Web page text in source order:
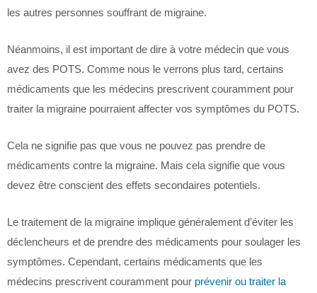
les autres personnes souffrant de migraine.
Néanmoins, il est important de dire à votre médecin que vous
avez des POTS. Comme nous le verrons plus tard, certains
médicaments que les médecins prescrivent couramment pour
traiter la migraine pourraient affecter vos symptômes du POTS.
Cela ne signifie pas que vous ne pouvez pas prendre de
médicaments contre la migraine. Mais cela signifie que vous
devez être conscient des effets secondaires potentiels.
Le traitement de la migraine implique généralement d’éviter les
déclencheurs et de prendre des médicaments pour soulager les
symptômes. Cependant, certains médicaments que les
médecins prescrivent couramment pour prévenir ou traiter la